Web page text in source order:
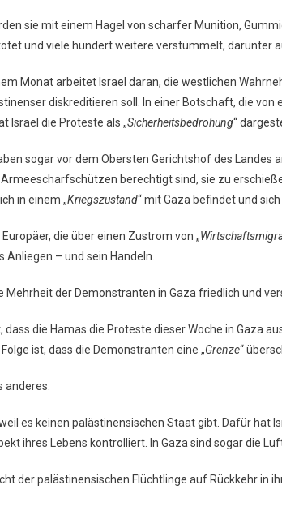
sie mit einem Hagel von scharfer Munition,
und viele hundert weitere verstümmelt, darunter
Monat arbeitet Israel daran, die westlichen
diskreditieren soll. In einer Botschaft, die
Israel die Proteste als „Sicherheitsbedrohung“
sogar vor dem Obersten Gerichtshof des
berechtigt sind, sie zu
in einem „Kriegszustand“ mit Gaza befindet und
die über einen Zustrom von „
Anliegen – und sein Handeln.
Mehrheit der Demonstranten in Gaza friedlich und
dass die Hamas die Proteste dieser Woche in Gaza
ist, dass die Demonstranten eine „Grenze“
anderes.
es keinen palästinensischen Staat gibt. Dafür hat
ihres Lebens kontrolliert. In Gaza sind sogar die
der palästinensischen Flüchtlinge auf Rückkehr in